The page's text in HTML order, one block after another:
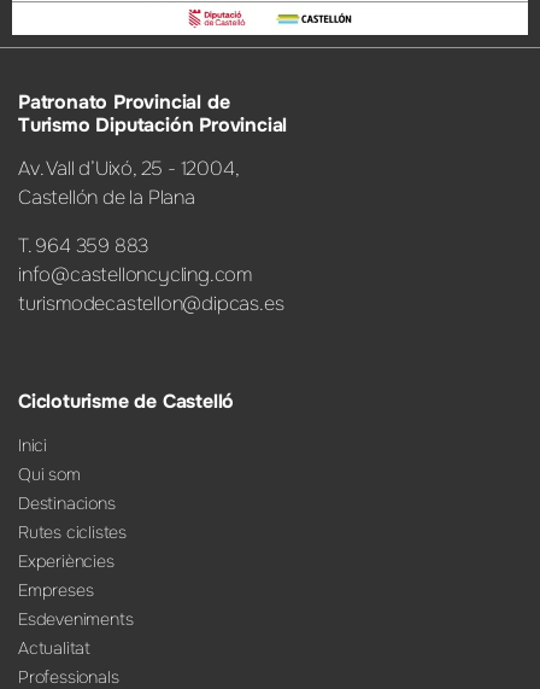
Patronato Provincial de
Turismo Diputación Provincial
Av. Vall d’Uixó, 25 - 12004,
Castellón de la Plana
T. 964 359 883
info@castelloncycling.com
turismodecastellon@dipcas.es
Cicloturisme de Castelló
Inici
Qui som
Destinacions
Rutes ciclistes
Experiències
Empreses
Esdeveniments
Actualitat
Professionals